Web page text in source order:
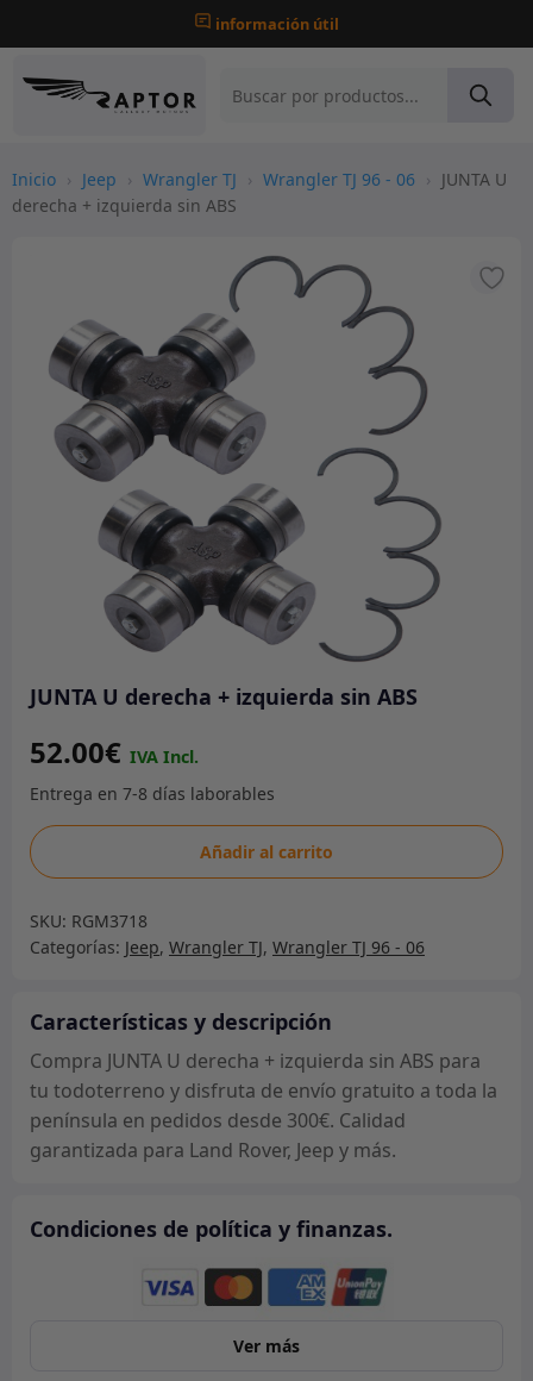
información útil
Inicio › Jeep › Wrangler TJ › Wrangler TJ 96 - 06 › JUNTA U
derecha + izquierda sin ABS
JUNTA U derecha + izquierda sin ABS
52.00€
JUNTA
U
+
izquierda
ABS
Añadir al carrito
SKU: RGM3718
Categorías: Jeep, Wrangler TJ, Wrangler TJ 96 - 06
Características y descripción
Compra JUNTA U derecha + izquierda sin ABS para
tu todoterreno y disfruta de envío gratuito a toda la
península en pedidos desde 300€. Calidad
garantizada para Land Rover, Jeep y más.
Condiciones de política y finanzas.
Ver más